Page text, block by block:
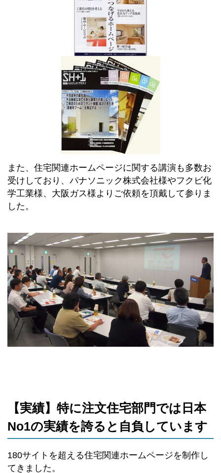
また、住宅関連ホームページに関する講演も多数お
受けしており、パナソニック株式会社様やフクビ化
学工業様、大阪ガス様よりご依頼を頂戴して参りま
した。
【実績】特に注文住宅部門では日本
No1の実績を誇ると自負しています
180サイトを超える住宅関連ホームページを制作し
てきました。